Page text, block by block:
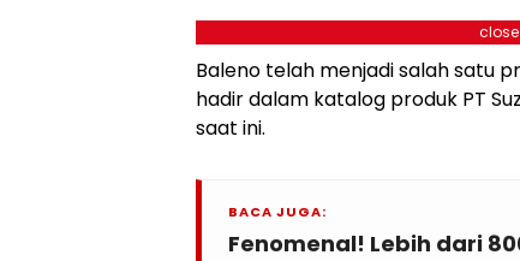
Baleno telah menjadi salah satu
hadir dalam katalog produk PT
saat ini.
BACA JUGA:
Fenomenal! Lebih dari